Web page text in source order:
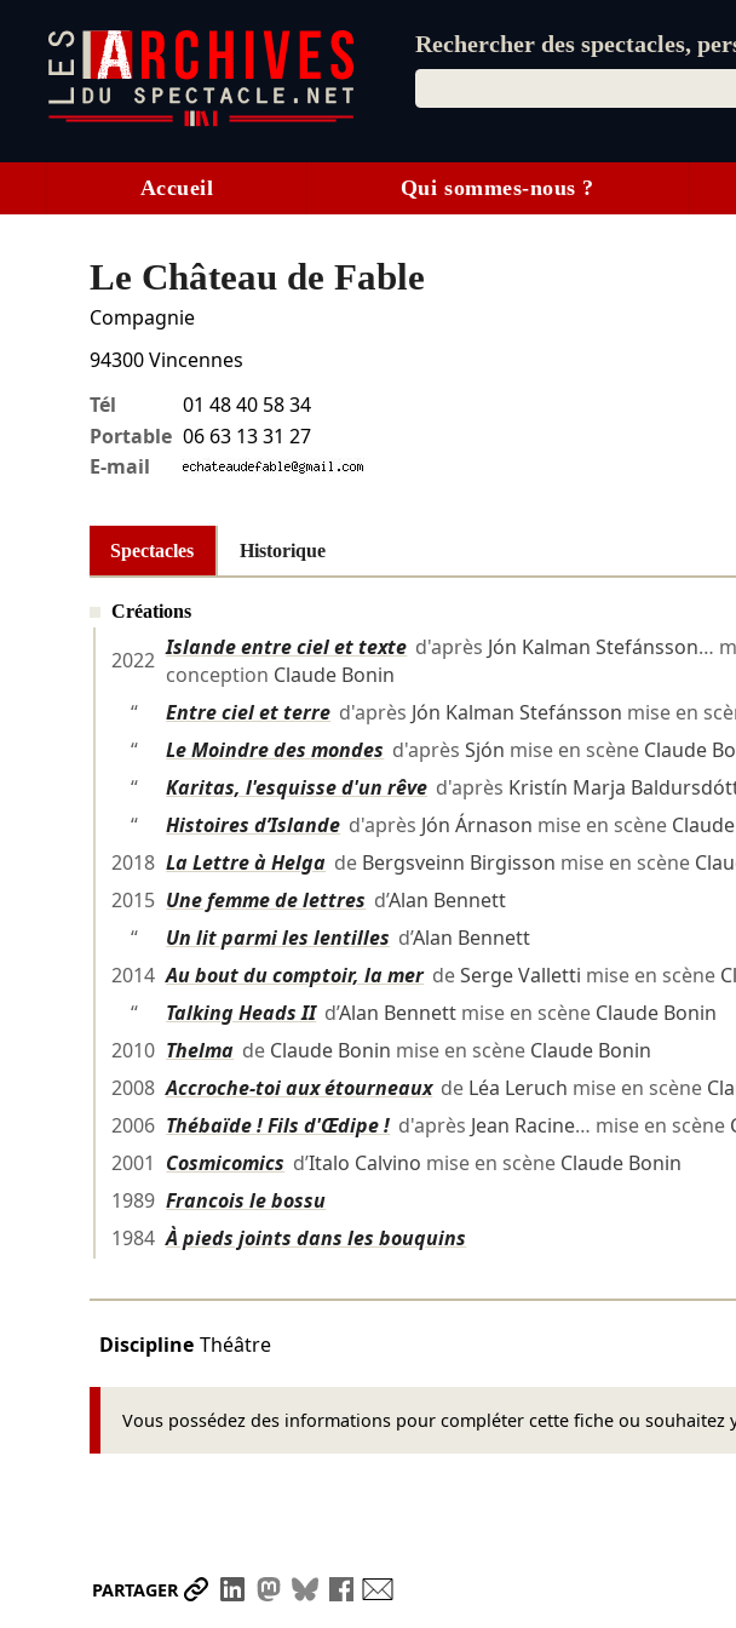
Rechercher des spectacles,
Accueil Qui sommes-nous ?
Le Château de Fable
Compagnie
94300 Vincennes
Tél
01 48 40 58 34
Portable 06 63 13 31 27
E-mail
Spectacles Historique
Créations
2022 Islande entre ciel et texte d'après Jón Kalman Stefánsson…
conception Claude Bonin
“
Entre ciel et terre d'après Jón Kalman Stefánsson mise en
“
Le Moindre des mondes d'aprèsSjón mise en scène Claude
“
Karitas, l'esquisse d'un rêve d'après Kristín Marja
“
Histoires d’Islande d'après Jón Árnason mise en scène
2018 La Lettre à Helga de Bergsveinn Birgisson mise en scène
2015 Une femme de lettres d’Alan Bennett
“ Un lit parmi les lentilles d’Alan Bennett
2014 Au bout du comptoir, la merdeSerge Valletti mise en scène
“
Talking Heads IId’Alan Bennett mise en scène Claude Bonin
2010 Thelma de Claude Bonin mise en scène Claude Bonin
2008 Accroche-toi aux étourneauxde Léa Leruch mise en scène
2006 Thébaïde ! Fils d'Œdipe ! d'après Jean Racine… mise en scène
2001 Cosmicomics d’Italo Calvino mise en scène Claude Bonin
1989 Francois le bossu
1984 À pieds joints dans les bouquins
Discipline Théâtre
Vous possédez des informations pour compléter cette fiche ou souhaitez
PARTAGER Partager le lien
Partager sur LinkedIn
Partager sur Mastodon
Partager sur Bluesky
Partager sur Facebook